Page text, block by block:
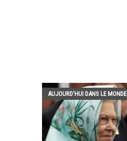
AUJOURD'HUI DANS LE MONDE